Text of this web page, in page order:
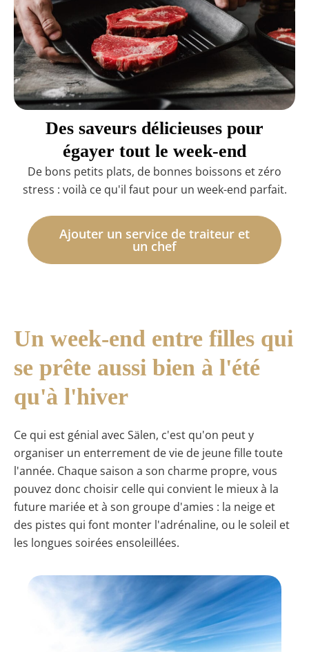
Des saveurs délicieuses pour
égayer tout le week-end
De bons petits plats, de bonnes boissons et zéro
stress : voilà ce qu'il faut pour un week-end parfait.
Ajouter un service de traiteur et
un chef
Un week-end entre filles qui
se prête aussi bien à l'été
qu'à l'hiver
Ce qui est génial avec Sälen, c'est qu'on peut y
organiser un enterrement de vie de jeune fille toute
l'année. Chaque saison a son charme propre, vous
pouvez donc choisir celle qui convient le mieux à la
future mariée et à son groupe d'amies : la neige et
des pistes qui font monter l'adrénaline, ou le soleil et
les longues soirées ensoleillées.